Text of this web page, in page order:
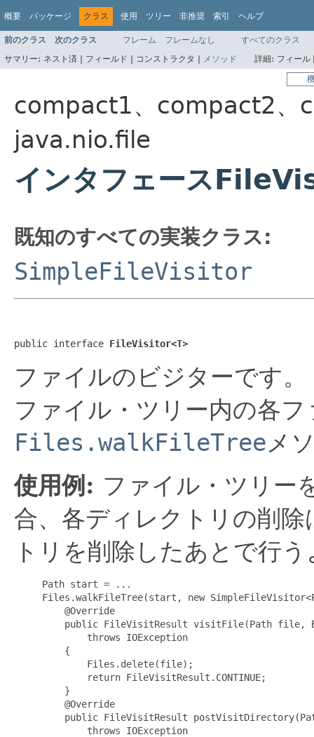
概要 パッケージ クラス 使用 ツリー 非推奨 索引 ヘルプ
前のクラス 次のクラス フレーム フレームなし
すべてのクラス
サマリー: ネスト済 | フィールド | コンストラクタ | メソッド 詳細: フィー
compact1、compact2、
java.nio.file
インタフェース
既知のすべての実装クラス:
SimpleFileVisitor
public interface FileVisitor<T>
ファイルのビジターです。
ファイル・ツリー内の各
Files.walkFileTreeメ
使用例: ファイル・ツリー
合、各ディレクトリの削
トリを削除したあとで行
     Path start = ...
Files.walkFileTree(start, new
         @Override
public FileVisitResult visitFile(Path file,
             throws IOException
         {
             Files.delete(file);
             return FileVisitResult.CONTINUE;
         }
         @Override
public FileVisitResult
             throws IOException